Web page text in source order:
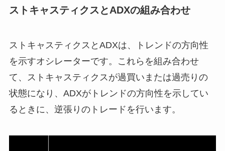
ストキャスティクスとADXの組み合わせ
ストキャスティクスとADXは、トレンドの方向性
を示すオシレーターです。これらを組み合わせ
て、ストキャスティクスが過買いまたは過売りの
状態になり、ADXがトレンドの方向性を示してい
るときに、逆張りのトレードを行います。